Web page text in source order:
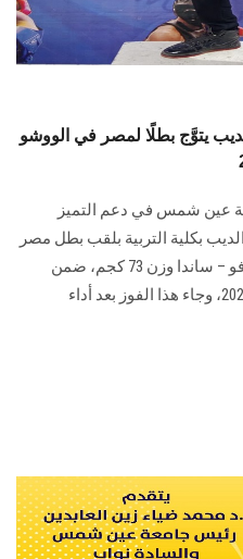
يتوَّج بطلًا لمصر في الووشو
عين شمس في دعم التميز
بكلية التربية بلقب بطل مصر
في بطولة كأس مصر للووشو كونغ فو – ساندا وزن 73 كجم، ضمن
منافسات الموسم الرياضي 2024/2025، وجاء هذا الفوز بعد أداء